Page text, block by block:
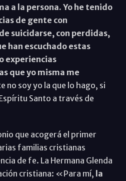
a la persona. Yo he tenido
de gente con
suicidarse, con perdidas,
han escuchado estas
experiencias
que yo misma me
no soy yo la que lo hago, si
Santo a través de
que acogerá el primer
familias cristianas
de fe. La Hermana Glenda
cristiana: «Para mí, la